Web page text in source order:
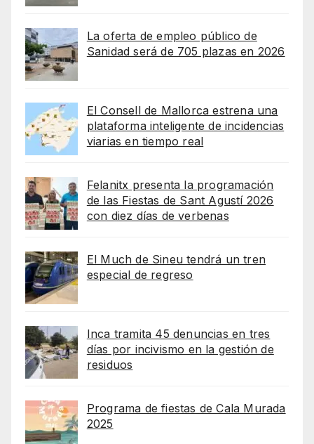
La oferta de empleo público de
Sanidad será de 705 plazas en 2026
El Consell de Mallorca estrena una
plataforma inteligente de incidencias
viarias en tiempo real
Felanitx presenta la programación
de las Fiestas de Sant Agustí 2026
con diez días de verbenas
El Much de Sineu tendrá un tren
especial de regreso
Inca tramita 45 denuncias en tres
días por incivismo en la gestión de
residuos
Programa de fiestas de Cala Murada
2025